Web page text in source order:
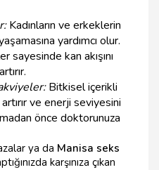
Kadınların ve erkeklerin
yardımcı olur.
sayesinde kan akışını
Bitkisel içerikli
ve enerji seviyesini
önce doktorunuza
ya da Manisa seks
karşınıza çıkan